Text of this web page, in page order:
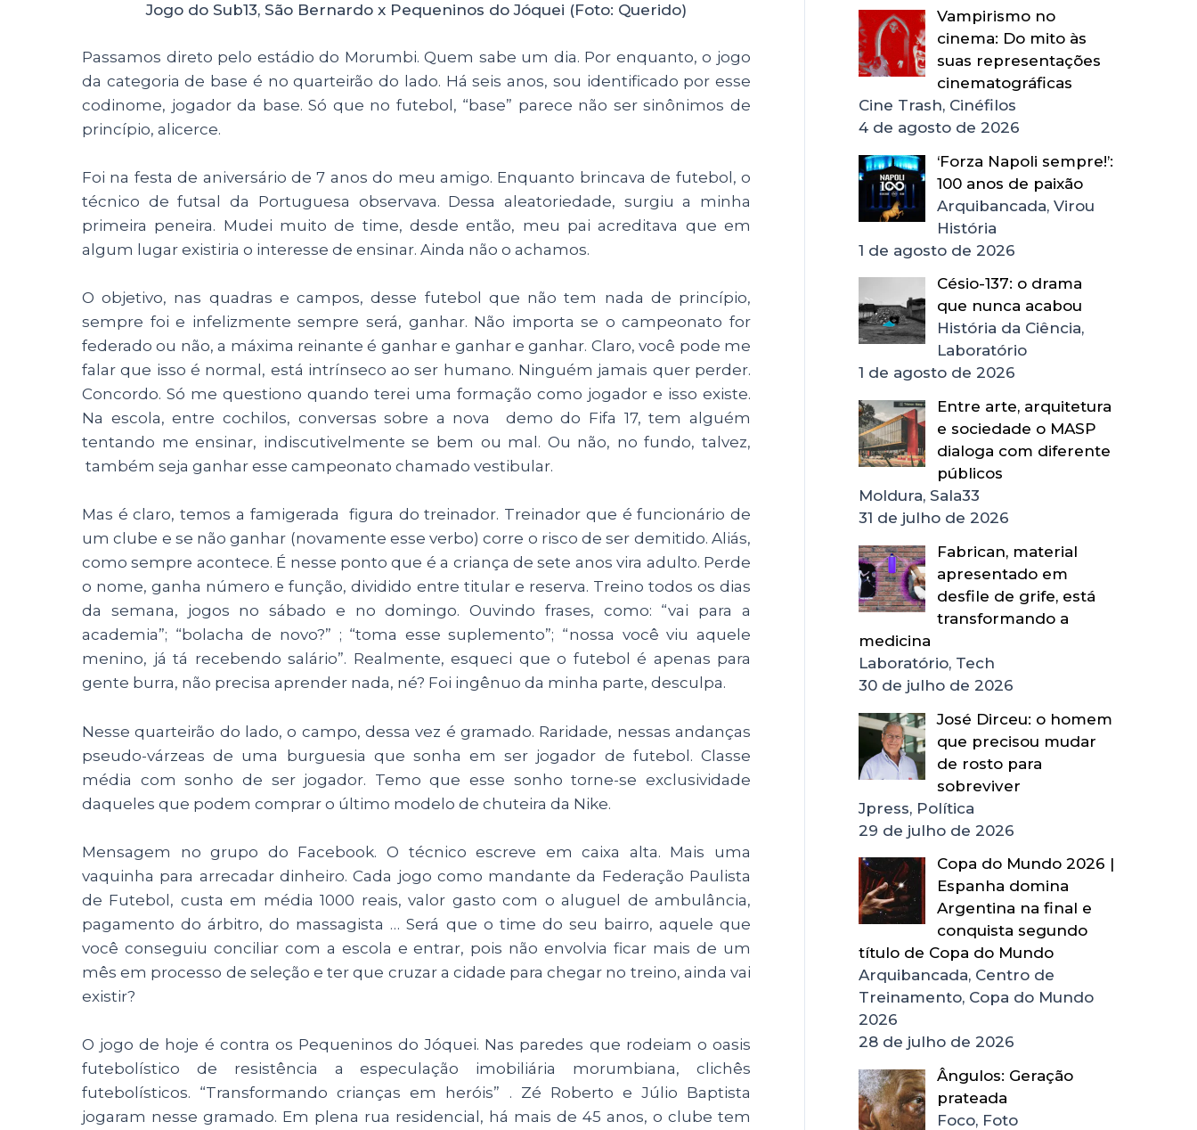
p
o
o
k
n
Jogo do Sub13, São Bernardo x Pequeninos do Jóquei (Foto: Querido)
Passamos direto pelo estádio do Morumbi. Quem sabe um dia. Por enquanto, o jogo
da categoria de base é no quarteirão do lado. Há seis anos, sou identificado por esse
codinome, jogador da base. Só que no futebol, “base” parece não ser sinônimos de
princípio, alicerce.
Foi na festa de aniversário de 7 anos do meu amigo. Enquanto brincava de futebol, o
técnico de futsal da Portuguesa observava. Dessa aleatoriedade, surgiu a minha
primeira peneira. Mudei muito de time, desde então, meu pai acreditava que em
algum lugar existiria o interesse de ensinar. Ainda não o achamos.
O objetivo, nas quadras e campos, desse futebol que não tem nada de princípio,
sempre foi e infelizmente sempre será, ganhar. Não importa se o campeonato for
federado ou não, a máxima reinante é ganhar e ganhar e ganhar. Claro, você pode me
falar que isso é normal, está intrínseco ao ser humano. Ninguém jamais quer perder.
Concordo. Só me questiono quando terei uma formação como jogador e isso existe.
Na escola, entre cochilos, conversas sobre a nova demo do Fifa 17, tem alguém
tentando me ensinar, indiscutivelmente se bem ou mal. Ou não, no fundo, talvez,
também seja ganhar esse campeonato chamado vestibular.
Mas é claro, temos a famigerada figura do treinador. Treinador que é funcionário de
um clube e se não ganhar (novamente esse verbo) corre o risco de ser demitido. Aliás,
como sempre acontece. É nesse ponto que é a criança de sete anos vira adulto. Perde
o nome, ganha número e função, dividido entre titular e reserva. Treino todos os dias
da semana, jogos no sábado e no domingo. Ouvindo frases, como: “vai para a
academia”; “bolacha de novo?” ; “toma esse suplemento”; “nossa você viu aquele
menino, já tá recebendo salário”. Realmente, esqueci que o futebol é apenas para
gente burra, não precisa aprender nada, né? Foi ingênuo da minha parte, desculpa.
Nesse quarteirão do lado, o campo, dessa vez é gramado. Raridade, nessas andanças
pseudo-várzeas de uma burguesia que sonha em ser jogador de futebol. Classe
média com sonho de ser jogador. Temo que esse sonho torne-se exclusividade
daqueles que podem comprar o último modelo de chuteira da Nike.
Mensagem no grupo do Facebook. O técnico escreve em caixa alta. Mais uma
vaquinha para arrecadar dinheiro. Cada jogo como mandante da Federação Paulista
de Futebol, custa em média 1000 reais, valor gasto com o aluguel de ambulância,
pagamento do árbitro, do massagista … Será que o time do seu bairro, aquele que
você conseguiu conciliar com a escola e entrar, pois não envolvia ficar mais de um
mês em processo de seleção e ter que cruzar a cidade para chegar no treino, ainda vai
existir?
O jogo de hoje é contra os Pequeninos do Jóquei. Nas paredes que rodeiam o oasis
futebolístico de resistência a especulação imobiliária morumbiana, clichês
futebolísticos. “Transformando crianças em heróis” . Zé Roberto e Júlio Baptista
jogaram nesse gramado. Em plena rua residencial, há mais de 45 anos, o clube tem
Vampirismo no
cinema: Do mito às
suas representações
cinematográficas
Cine Trash, Cinéfilos
4 de agosto de 2026
‘Forza Napoli sempre!’:
100 anos de paixão
Arquibancada, Virou
História
1 de agosto de 2026
Césio-137: o drama
que nunca acabou
História da Ciência,
Laboratório
1 de agosto de 2026
Entre arte, arquitetura
e sociedade o MASP
dialoga com diferente
públicos
Moldura, Sala33
31 de julho de 2026
Fabrican, material
apresentado em
desfile de grife, está
transformando a
medicina
Laboratório, Tech
30 de julho de 2026
José Dirceu: o homem
que precisou mudar
de rosto para
sobreviver
Jpress, Política
29 de julho de 2026
Copa do Mundo 2026 |
Espanha domina
Argentina na final e
conquista segundo
título de Copa do Mundo
Arquibancada, Centro de
Treinamento, Copa do Mundo
2026
28 de julho de 2026
Ângulos: Geração
prateada
Foco, Foto